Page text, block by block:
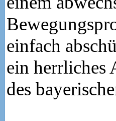
einfach
ein herrliches
des